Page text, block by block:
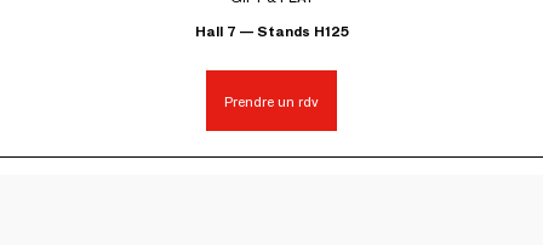
Hall 7 — Stands H125
Prendre un rdv